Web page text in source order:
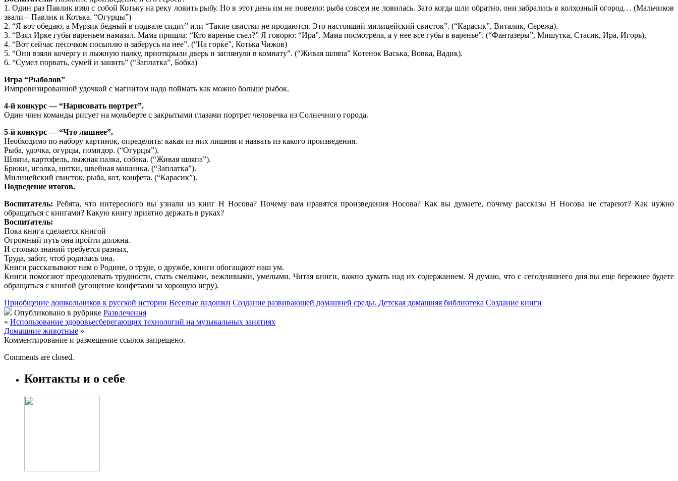
1. Один раз Павлик взял с собой Котьку на реку ловить рыбу. Но в этот день им не повезло: рыба совсем не ловилась. Зато когда шли обратно, они забрались в колхозный огород… (Мальчиков
звали – Павлик и Котька. “Огурцы”)
2. “Я вот обедаю, а Мурзик бедный в подвале сидит” или “Такие свистки не продаются. Это настоящий милицейский свисток”. (“Карасик”, Виталик, Сережа).
3. “Взял Ирке губы вареньем намазал. Мама пришла: “Кто варенье съел?” Я говорю: “Ира”. Мама посмотрела, а у нее все губы в варенье”. (“Фантазеры”, Мишутка, Стасик, Ира, Игорь).
4. “Вот сейчас песочком посыплю и заберусь на нее”. (“На горке”, Котька Чижов)
5. “Они взяли кочергу и лыжную палку, приоткрыли дверь и заглянули в комнату”. (“Живая шляпа” Котенок Васька, Вовка, Вадик).
6. “Сумел порвать, сумей и зашить” (“Заплатка”, Бобка)
Игра “Рыболов”
Импровизированной удочкой с магнитом надо поймать как можно больше рыбок.
4-й конкурс — “Нарисовать портрет”.
Один член команды рисует на мольберте с закрытыми глазами портрет человечка из Солнечного города.
5-й конкурс — “Что лишнее”.
Необходимо по набору картинок, определить: какая из них лишняя и назвать из какого произведения.
Рыба, удочка, огурцы, помидор. (“Огурцы”).
Шляпа, картофель, лыжная палка, собака. (“Живая шляпа”).
Брюки, иголка, нитки, швейная машинка. (“Заплатка”).
Милицейский свисток, рыба, кот, конфета. (“Карасик”).
Подведение итогов.
Воспитатель: Ребята, что интересного вы узнали из книг Н Носова? Почему вам нравятся произведения Носова? Как вы думаете, почему рассказы Н Носова не стареют? Как нужно
обращаться с книгами? Какую книгу приятно держать в руках?
Воспитатель:
Пока книга сделается книгой
Огромный путь она пройти должна.
И столько знаний требуется разных,
Труда, забот, чтоб родилась она.
Книги рассказывают нам о Родине, о труде, о дружбе, книги обогащают наш ум.
Книги помогают преодолевать трудности, стать смелыми, вежливыми, умелыми. Читая книги, важно думать над их содержанием. Я думаю, что с сегодняшнего дня вы еще бережнее будете
обращаться с книгой (угощение конфетами за хорошую игру).
Приобщение дошкольников к русской истории Веселые ладошки Создание развивающей домашней среды. Детская домашняя библиотека Создание книги
Опубликовано в рубрике Развлечения
« Использование здоровьесберегающих технологий на музыкальных занятиях
Домашние животные »
Комментирование и размещение ссылок запрещено.
Comments are closed.
Контакты и о себе